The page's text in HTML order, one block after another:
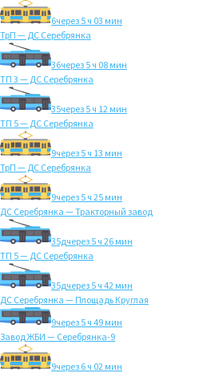
6через 5 ч 03 мин
ТрП — ДС Серебрянка
36через 5 ч 08 мин
ТП 3 — ДС Серебрянка
35через 5 ч 12 мин
ТП 5 — ДС Серебрянка
9через 5 ч 13 мин
ТрП — ДС Серебрянка
9через 5 ч 25 мин
ДС Серебрянка — Тракторный завод
35дчерез 5 ч 26 мин
ТП 5 — ДС Серебрянка
35дчерез 5 ч 42 мин
ДС Серебрянка — Площадь Круглая
9через 5 ч 49 мин
Завод ЖБИ — Серебрянка-9
9через 6 ч 02 мин